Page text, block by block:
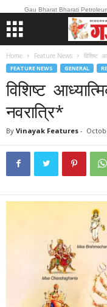
Gau Bharat Bharati
Home Feature News विशिष्ट
FEATURE NEWS GENERAL
विशिष्ट
नवरात्रि*
By Vinayak Features -